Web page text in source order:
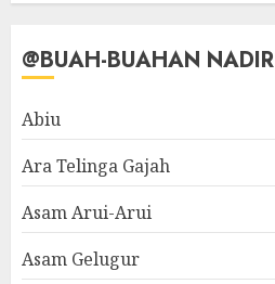
@BUAH-BUAHAN NADIR
Abiu
Ara Telinga Gajah
Asam Arui-Arui
Asam Gelugur